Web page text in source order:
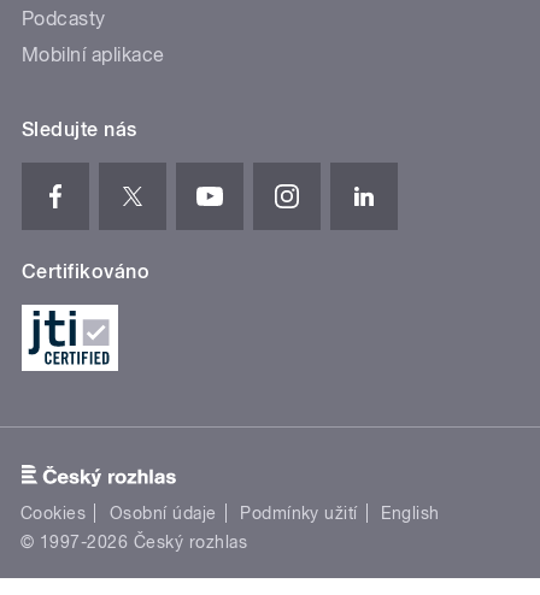
Podcasty
Mobilní aplikace
Sledujte nás
Certifikováno
Cookies Osobní údaje Podmínky užití
English
© 1997-2026 Český rozhlas